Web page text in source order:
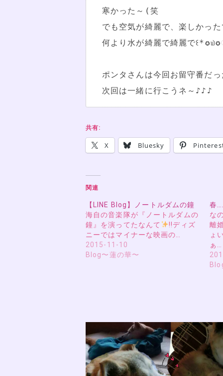
寒かった～(笑
でも空気が綺麗で、楽しかっ
何より水が綺麗で綺麗で
ポンタさんは今回お留守番だ
次回は一緒に行こうネ～♪♪♪
共有:
X Bluesky
関連
【LINE Blog】ノートルダムの鐘
海自の音楽隊が『ノートルダムの
鐘』を演ってたなんて
!!ディズ
ニーではマイナーな映画の…
2015-11-10
Blog〜蓮の華〜
春
な
離
ょ
ぁ…